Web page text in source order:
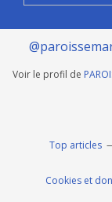
Voir le profil de
Top articles
Cookies et